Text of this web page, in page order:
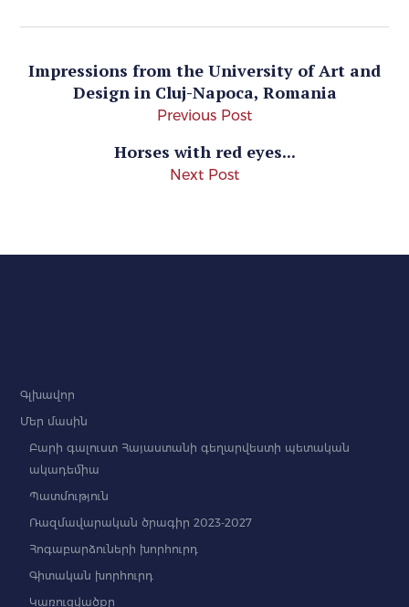
Impressions from the University of Art and
Design in Cluj-Napoca, Romania
Previous Post
Horses with red eyes...
Next Post
Գլխավոր
Մեր մասին
Բարի գալուստ Հայաստանի գեղարվեստի պետական
ակադեմիա
Պատմություն
Ռազմավարական ծրագիր 2023-2027
Հոգաբարձուների խորհուրդ
Գիտական խորհուրդ
Կառուցվածքը